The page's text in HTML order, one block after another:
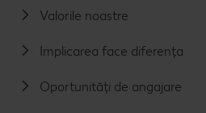
Valorile noastre
Implicarea face diferența
Oportunități de angajare